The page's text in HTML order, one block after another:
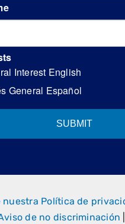
Interest English
General Español
SUBMIT
nuestra Política de
de no discriminación